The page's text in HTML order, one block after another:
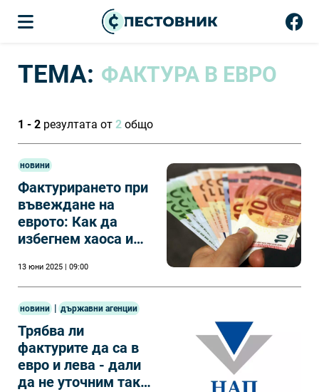
ТЕМА: ФАКТУРА В ЕВРО
1 - 2 резултата от 2 общо
новини
Фактурирането при
въвеждане на
еврото: Как да
избегнем хаоса и
счетоводството?
13 юни 2025 | 09:00
новини | държавни агенции
Трябва ли
фактурите да са в
евро и лева - дали
да не уточним така